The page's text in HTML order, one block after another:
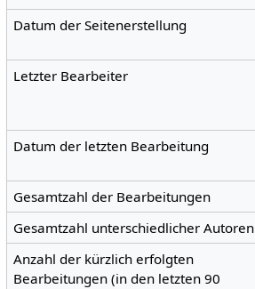
Datum der Seitenerstellung
Letzter Bearbeiter
Datum der letzten Bearbeitung
Gesamtzahl der Bearbeitungen
Gesamtzahl unterschiedlicher Autoren
Anzahl der kürzlich erfolgten
Bearbeitungen (in den letzten 90